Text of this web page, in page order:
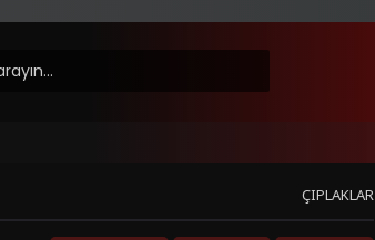
ÇIPLAKLAR